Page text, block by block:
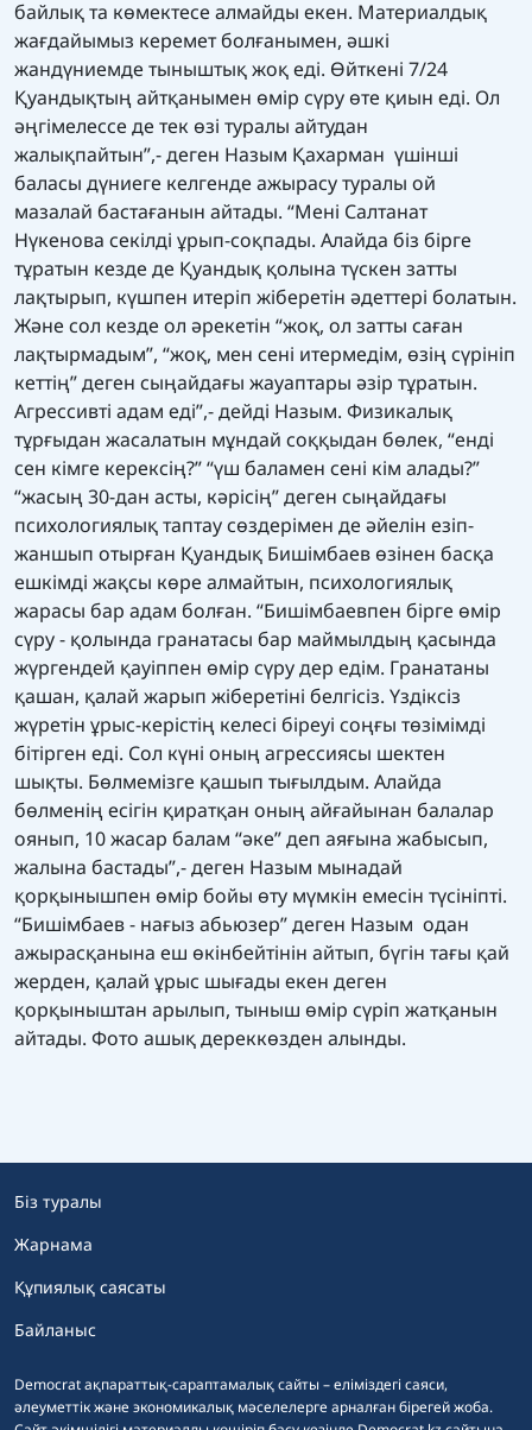
байлық та көмектесе алмайды екен. Материалдық
жағдайымыз керемет болғанымен, әшкі
жандүниемде тыныштық жоқ еді. Өйткені 7/24
Қуандықтың айтқанымен өмір сүру өте қиын еді. Ол
әңгімелессе де тек өзі туралы айтудан
жалықпайтын”,- деген Назым Қахарман үшінші
баласы дүниеге келгенде ажырасу туралы ой
мазалай бастағанын айтады. “Мені Салтанат
Нүкенова секілді ұрып-соқпады. Алайда біз бірге
тұратын кезде де Қуандық қолына түскен затты
лақтырып, күшпен итеріп жіберетін әдеттері болатын.
Және сол кезде ол әрекетін “жоқ, ол затты саған
лақтырмадым”, “жоқ, мен сені итермедім, өзің сүрініп
кеттің” деген сыңайдағы жауаптары әзір тұратын.
Агрессивті адам еді”,- дейді Назым. Физикалық
тұрғыдан жасалатын мұндай соққыдан бөлек, “енді
сен кімге керексің?” “үш баламен сені кім алады?”
“жасың 30-дан асты, кәрісің” деген сыңайдағы
психологиялық таптау сөздерімен де әйелін езіп-
жаншып отырған Қуандық Бишімбаев өзінен басқа
ешкімді жақсы көре алмайтын, психологиялық
жарасы бар адам болған. “Бишімбаевпен бірге өмір
сүру - қолында гранатасы бар маймылдың қасында
жүргендей қауіппен өмір сүру дер едім. Гранатаны
қашан, қалай жарып жіберетіні белгісіз. Үздіксіз
жүретін ұрыс-керістің келесі біреуі соңғы төзімімді
бітірген еді. Сол күні оның агрессиясы шектен
шықты. Бөлмемізге қашып тығылдым. Алайда
бөлменің есігін қиратқан оның айғайынан балалар
оянып, 10 жасар балам “әке” деп аяғына жабысып,
жалына бастады”,- деген Назым мынадай
қорқынышпен өмір бойы өту мүмкін емесін түсініпті.
“Бишімбаев - нағыз абьюзер” деген Назым одан
ажырасқанына еш өкінбейтінін айтып, бүгін тағы қай
жерден, қалай ұрыс шығады екен деген
қорқыныштан арылып, тыныш өмір сүріп жатқанын
айтады. Фото ашық дереккөзден алынды.
Democrat ақпараттық-сараптамалық сайты – еліміздегі саяси,
әлеуметтік және экономикалық мәселелерге арналған бірегей жоба.
Біз туралы
Жарнама
Құпиялық саясаты
Байланыс